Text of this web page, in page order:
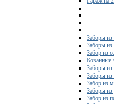
Заборы из
Заборы из
Забор из
Кованные
Заборы из
Заборы из
Забор из
Заборы из
Забор из